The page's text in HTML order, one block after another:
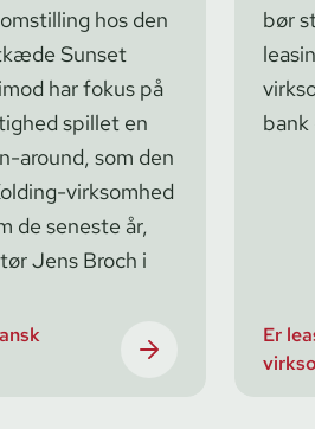
hos den
Sunset
har fokus på
spillet en
around, som den
virksomhed
de seneste år,
Jens Broch i
bør
bank
Er